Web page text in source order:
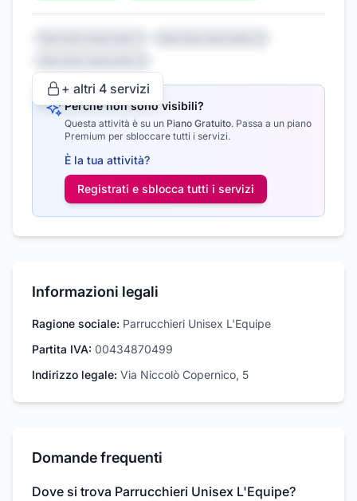
+ altri 4 servizi
Perché non sono visibili?
Questa attività è su un Piano Gratuito. Passa a un piano
Premium per sbloccare tutti i servizi.
È la tua attività?
Registrati e sblocca tutti i servizi
Informazioni legali
Ragione sociale: Parrucchieri Unisex L'Equipe
Partita IVA: 00434870499
Indirizzo legale: Via Niccolò Copernico, 5
Domande frequenti
Dove si trova Parrucchieri Unisex L'Equipe?